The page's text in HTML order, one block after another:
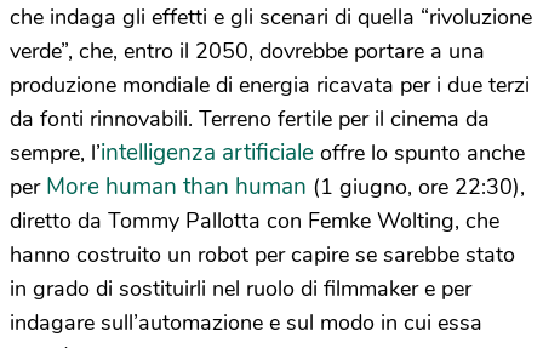
che indaga gli effetti e gli scenari di quella “rivoluzione
verde”, che, entro il 2050, dovrebbe portare a una
produzione mondiale di energia ricavata per i due terzi
da fonti rinnovabili. Terreno fertile per il cinema da
sempre, l’intelligenza artificiale offre lo spunto anche
per More human than human (1 giugno, ore 22:30),
diretto da Tommy Pallotta con Femke Wolting, che
hanno costruito un robot per capire se sarebbe stato
in grado di sostituirli nel ruolo di filmmaker e per
indagare sull’automazione e sul modo in cui essa